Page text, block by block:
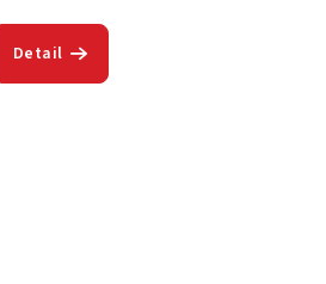
Detail